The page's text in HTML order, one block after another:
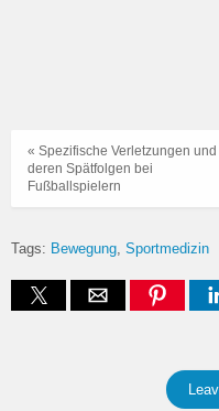
« Spezifische Verletzungen und
deren Spätfolgen bei
Fußballspielern
Tags: Bewegung Sportmedizin